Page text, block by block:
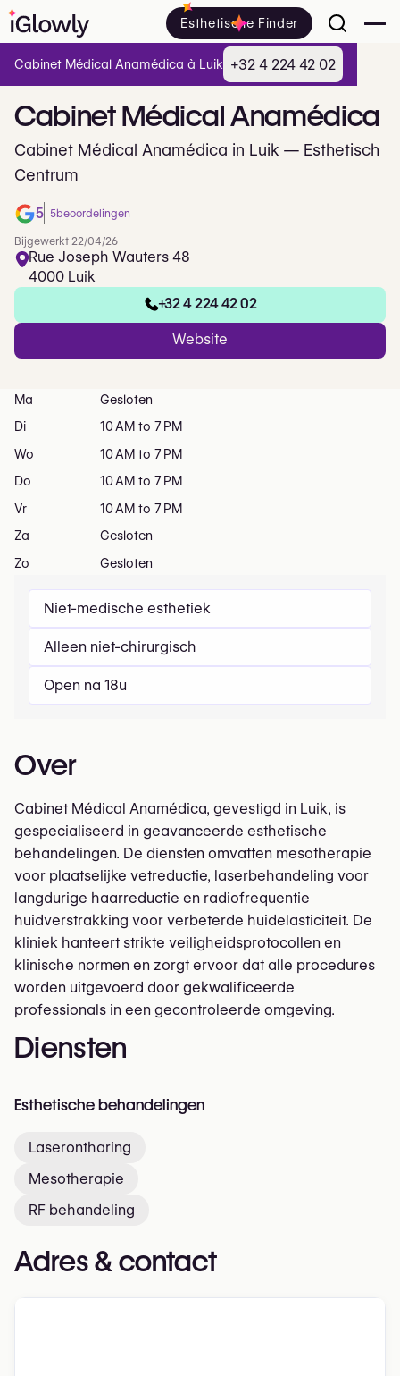
Esthetische Finder
CabinetMédicalAnamédica
Cabinet Médical Anamédica in Luik — Esthetisch
Centrum
5 5beoordelingen
Bijgewerkt 22/04/26
Rue Joseph Wauters 48
4000 Luik
+32 4 224 42 02
Website
Niet-medische esthetiek
Alleen niet-chirurgisch
Open na 18u
Over
Cabinet Médical Anamédica, gevestigd in Luik, is
gespecialiseerd in geavanceerde esthetische
behandelingen. De diensten omvatten mesotherapie
voor plaatselijke vetreductie, laserbehandeling voor
langdurige haarreductie en radiofrequentie
huidverstrakking voor verbeterde huidelasticiteit. De
kliniek hanteert strikte veiligheidsprotocollen en
klinische normen en zorgt ervoor dat alle procedures
worden uitgevoerd door gekwalificeerde
professionals in een gecontroleerde omgeving.
Diensten
Esthetische behandelingen
Laserontharing
Mesotherapie
RF behandeling
Adres & contact
Ma
Gesloten
Di
10 AM to 7 PM
Wo
10 AM to 7 PM
Do
10 AM to 7 PM
Vr
10 AM to 7 PM
Za
Gesloten
Zo
Gesloten
Cabinet Médical Anamédica à Luik +32 4 224 42 02